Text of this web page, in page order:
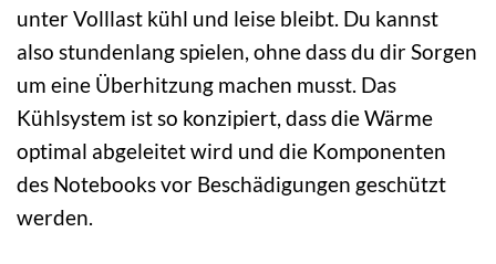
unter Volllast kühl und leise bleibt. Du kannst
also stundenlang spielen, ohne dass du dir Sorgen
um eine Überhitzung machen musst. Das
Kühlsystem ist so konzipiert, dass die Wärme
optimal abgeleitet wird und die Komponenten
des Notebooks vor Beschädigungen geschützt
werden.